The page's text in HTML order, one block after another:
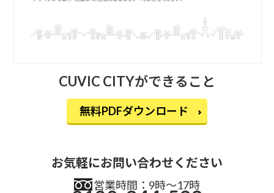
CUVIC CITYができること
無料PDFダウンロード
お気軽にお問い合わせください
営業時間：9時〜17時